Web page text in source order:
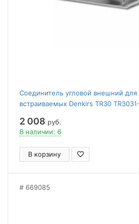
Соединитель угловой внешний для
встраиваемых Denkirs TR30
2 008 руб.
В наличии: 6
В корзину
669085